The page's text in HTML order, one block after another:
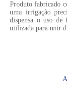
Produto fabricado
uma irrigação
dispensa o uso de
utilizada para unir